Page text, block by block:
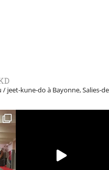
/ jeet-kune-do à Bayonne, Salies-